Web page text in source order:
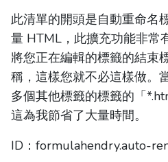
此清單的開頭是自動重命名
量 HTML，此擴充功能非常
將您正在編輯的標籤的結束
稱，這樣您就不必這樣做。
多個其他標籤的標籤的「
這為我節省了大量時間。
ID：formulahendry.auto-